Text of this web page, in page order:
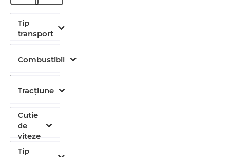
Tip
transport
Combustibil
Tracțiune
Cutie
de
viteze
Tip